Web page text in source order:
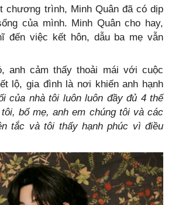
chương trình, Minh Quân đã có dịp
của mình. Minh Quân cho hay,
đến việc kết hôn, dẫu ba mẹ vẫn
anh cảm thấy thoải mái với cuộc
lộ, gia đình là nơi khiến anh hạnh
của nhà tôi luôn luôn đầy đủ 4 thế
bố mẹ, anh em chúng tôi và các
tắc và tôi thấy hạnh phúc vì điều